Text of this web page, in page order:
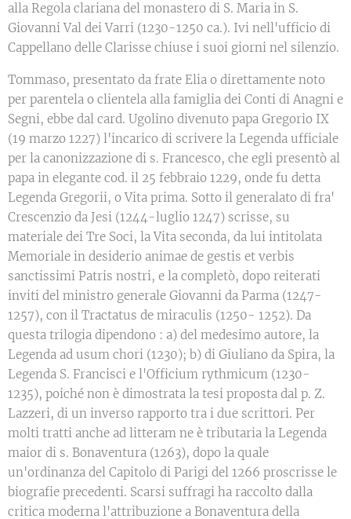
alla Regola clariana del monastero di S. Maria in S.
Giovanni Val dei Varri (1230-1250 ca.). Ivi nell'ufficio di
Cappellano delle Clarisse chiuse i suoi giorni nel silenzio.
Tommaso, presentato da frate Elia o direttamente noto
per parentela o clientela alla famiglia dei Conti di Anagni e
Segni, ebbe dal card. Ugolino divenuto papa Gregorio IX
(19 marzo 1227) l'incarico di scrivere la Legenda ufficiale
per la canonizzazione di s. Francesco, che egli presentò al
papa in elegante cod. il 25 febbraio 1229, onde fu detta
Legenda Gregorii, o Vita prima. Sotto il generalato di fra'
Crescenzio da Jesi (1244-luglio 1247) scrisse, su
materiale dei Tre Soci, la Vita seconda, da lui intitolata
Memoriale in desiderio animae de gestis et verbis
sanctissimi Patris nostri, e la completò, dopo reiterati
inviti del ministro generale Giovanni da Parma (1247-
1257), con il Tractatus de miraculis (1250- 1252). Da
questa trilogia dipendono : a) del medesimo autore, la
Legenda ad usum chori (1230); b) di Giuliano da Spira, la
Legenda S. Francisci e l'Officium rythmicum (1230-
1235), poiché non è dimostrata la tesi proposta dal p. Z.
Lazzeri, di un inverso rapporto tra i due scrittori. Per
molti tratti anche ad litteram ne è tributaria la Legenda
maior di s. Bonaventura (1263), dopo la quale
un'ordinanza del Capitolo di Parigi del 1266 proscrisse le
biografie precedenti. Scarsi suffragi ha raccolto dalla
critica moderna l'attribuzione a Bonaventura della